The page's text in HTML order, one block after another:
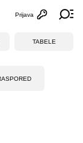
Otvori
Prijava
TABELE